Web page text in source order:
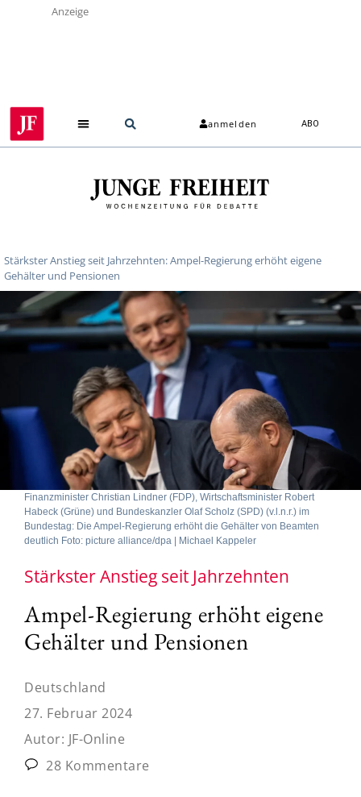
Anzeige
anmelden ABO
Stärkster Anstieg seit Jahrzehnten: Ampel-Regierung erhöht eigene
Gehälter und Pensionen
Finanzminister Christian Lindner (FDP), Wirtschaftsminister Robert
Habeck (Grüne) und Bundeskanzler Olaf Scholz (SPD) (v.l.n.r.) im
Bundestag: Die Ampel-Regierung erhöht die Gehälter von Beamten
deutlich Foto: picture alliance/dpa | Michael Kappeler
Stärkster Anstieg seit Jahrzehnten
Ampel-Regierung erhöht eigene
Gehälter und Pensionen
Deutschland
27. Februar 2024
Autor: JF-Online
28 Kommentare